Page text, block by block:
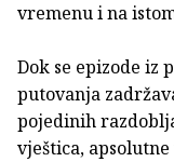
vremenu i na
Dok se epizode iz
putovanja
pojedinih
vještica,